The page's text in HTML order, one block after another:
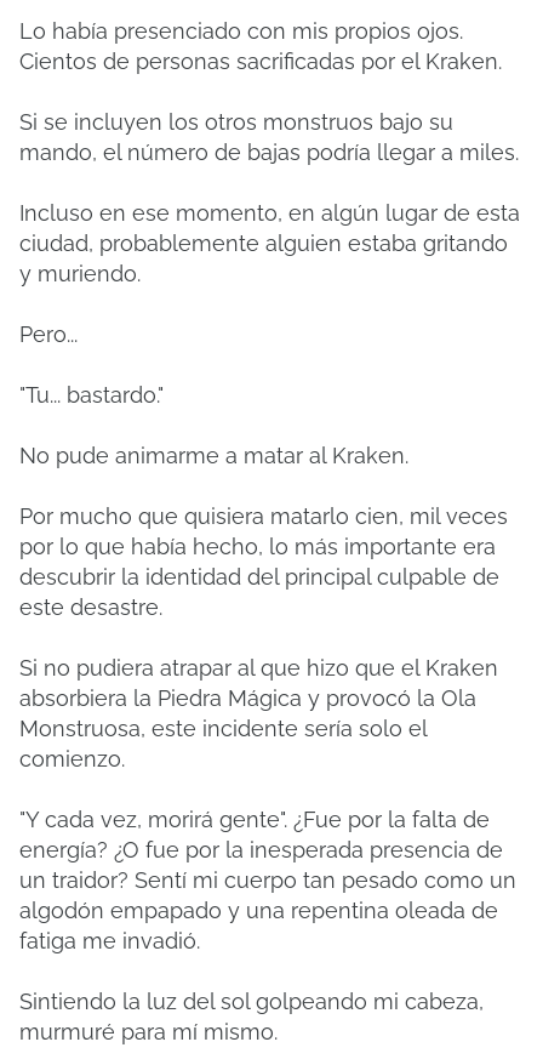
Lo había presenciado con mis propios ojos.
Cientos de personas sacrificadas por el Kraken.
Si se incluyen los otros monstruos bajo su
mando, el número de bajas podría llegar a miles.
Incluso en ese momento, en algún lugar de esta
ciudad, probablemente alguien estaba gritando
y muriendo.
Pero...
"Tu... bastardo."
No pude animarme a matar al Kraken.
Por mucho que quisiera matarlo cien, mil veces
por lo que había hecho, lo más importante era
descubrir la identidad del principal culpable de
este desastre.
Si no pudiera atrapar al que hizo que el Kraken
absorbiera la Piedra Mágica y provocó la Ola
Monstruosa, este incidente sería solo el
comienzo.
"Y cada vez, morirá gente". ¿Fue por la falta de
energía? ¿O fue por la inesperada presencia de
un traidor? Sentí mi cuerpo tan pesado como un
algodón empapado y una repentina oleada de
fatiga me invadió.
Sintiendo la luz del sol golpeando mi cabeza,
murmuré para mí mismo.